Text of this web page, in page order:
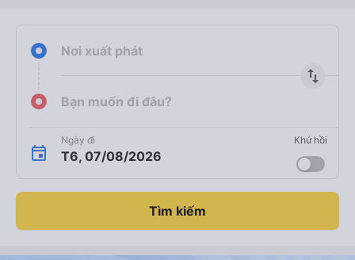
Nơi xuất phát
import_export
Bạn muốn đi đâu?
Ngày đi
T6, 07/08/2026
Khứ hồi
Tìm kiếm